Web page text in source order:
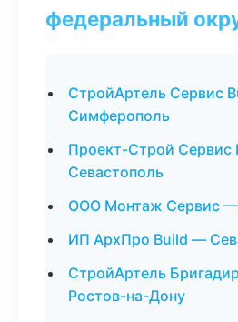
федеральный
СтройАртель Сервис
Симферополь
Проект-Строй
Севастополь
ООО Монтаж Сервис
ИП АрхПро Build —
СтройАртель
Ростов-на-Дону